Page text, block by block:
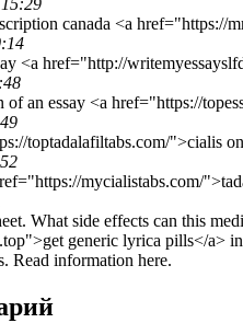
canada <a href="https://
<a href="http://
an essay <a href="https://
toptadalafiltabs.com/">cialis
mycialistabs.com/
What side effects can this
generic lyrica pills</a>
Read information here.